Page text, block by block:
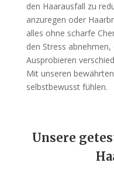
den Haarausfall zu
anzuregen oder
alles ohne scharfe
den Stress
Ausprobieren
Mit unseren
selbstbewusst fühlen.
Unsere